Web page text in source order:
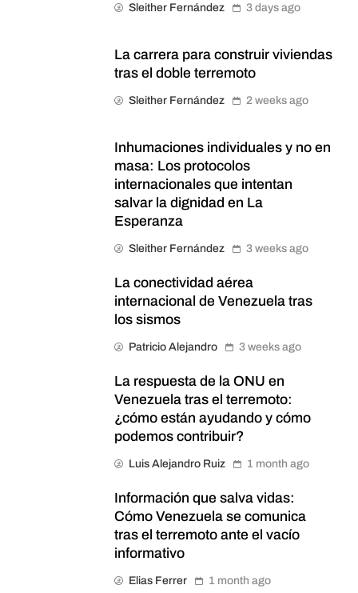
Sleither Fernández 3 days ago
La carrera para construir viviendas
tras el doble terremoto
Sleither Fernández 2 weeks ago
Inhumaciones individuales y no en
masa: Los protocolos
internacionales que intentan
salvar la dignidad en La
Esperanza
Sleither Fernández 3 weeks ago
La conectividad aérea
internacional de Venezuela tras
los sismos
Patricio Alejandro 3 weeks ago
La respuesta de la ONU en
Venezuela tras el terremoto:
¿cómo están ayudando y cómo
podemos contribuir?
Luis Alejandro Ruiz 1 month ago
Información que salva vidas:
Cómo Venezuela se comunica
tras el terremoto ante el vacío
informativo
Elias Ferrer 1 month ago